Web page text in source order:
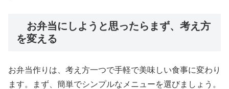
お弁当にしようと思ったらまず、考え方
を変える
お弁当作りは、考え方一つで手軽で美味しい食事に変わり
ます。まず、簡単でシンプルなメニューを選びましょう。